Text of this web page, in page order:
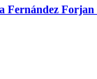
Fernández